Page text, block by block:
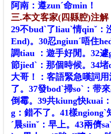
阿南：遵zunˊ命min！
三.本文客家(四縣腔)注解
29不budˋ了liauˋ情qinˇ
End)。30忍ngiunˊ唔住
調tiau ：遊手好閒。32遽
節jiedˋ：那個時候。34
大哥！：客語緊急嘆詞用
了。37發bodˋ掃soˋ：带
倒霉。39共kiung快kuai
g：錯不了。41樣ngiongˋ
ˊ晨siinˇ：早上。43兩儕